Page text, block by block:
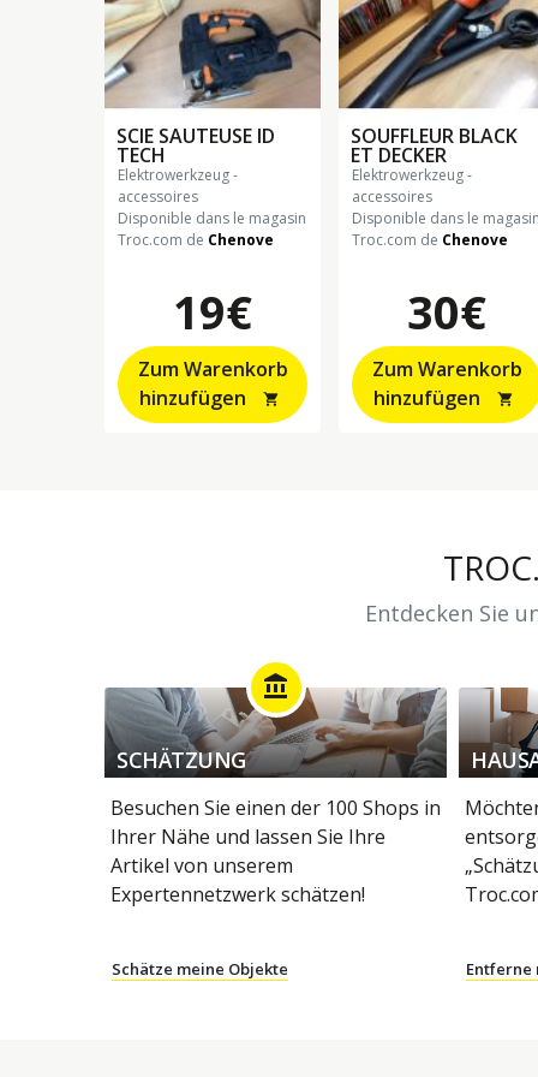
SCIE SAUTEUSE ID
TECH
elektrowerkzeug -
accessoires
Disponible dans le magasin
Troc.com de Chenove
19€
Zum Warenkorb
hinzufügen
shopping_cart
SOUFFLEUR BLACK
ET DECKER
elektrowerkzeug -
accessoires
Disponible dans le
Troc.com de Chenove
30€
Zum Warenkorb
hinzufügen
shopping_cart
Entdecken Sie
account_balance
SCHÄTZUNG
Besuchen Sie einen der 100 Shops in
Ihrer Nähe und lassen Sie Ihre
Artikel von unserem
Expertennetzwerk schätzen!
Schätze meine Objekte Entferne